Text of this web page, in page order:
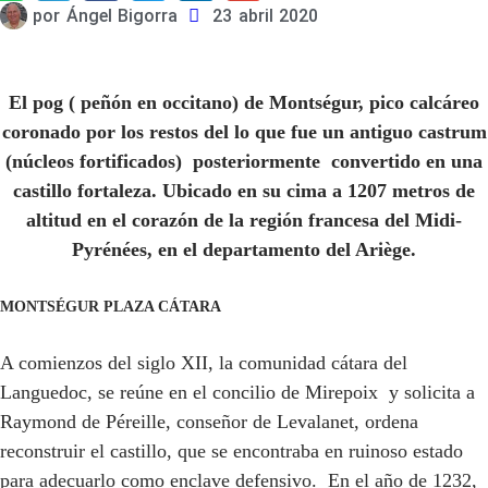
por Ángel Bigorra 23 abril 2020
El pog ( peñón en occitano) de Montségur, pico calcáreo
coronado por los restos del lo que fue un antiguo castrum
(núcleos fortificados) posteriormente convertido en una
castillo fortaleza. Ubicado en su cima a 1207 metros de
altitud en el corazón de la región francesa del Midi-
Pyrénées, en el departamento del Ariège.
MONTSÉGUR PLAZA CÁTARA
A comienzos del siglo XII, la comunidad cátara del
Languedoc, se reúne en el concilio de Mirepoix y solicita a
Raymond de Péreille, conseñor de Levalanet, ordena
reconstruir el castillo, que se encontraba en ruinoso estado
para adecuarlo como enclave defensivo. En el año de 1232,